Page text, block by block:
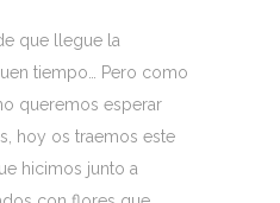
que llegue la
tiempo… Pero como
queremos esperar
hoy os traemos este
hicimos junto a